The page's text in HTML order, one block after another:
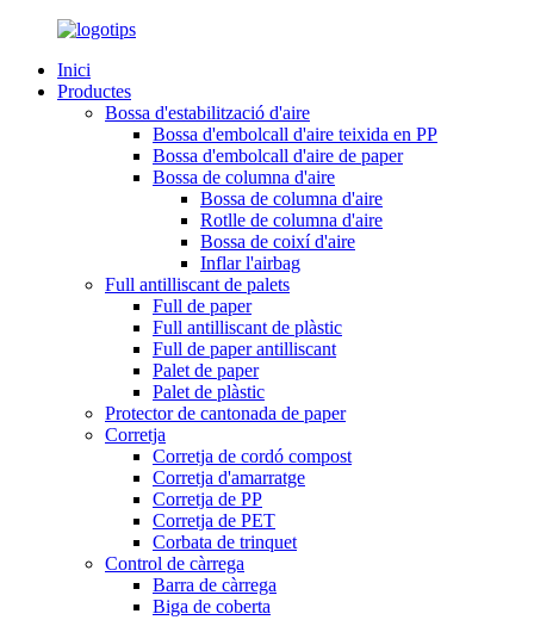
Inici
Productes
Bossa d'estabilització d'aire
Bossa d'embolcall d'aire teixida en PP
Bossa d'embolcall d'aire de paper
Bossa de columna d'aire
Bossa de columna d'aire
Rotlle de columna d'aire
Bossa de coixí d'aire
Inflar l'airbag
Full antilliscant de palets
Full de paper
Full antilliscant de plàstic
Full de paper antilliscant
Palet de paper
Palet de plàstic
Protector de cantonada de paper
Corretja
Corretja de cordó compost
Corretja d'amarratge
Corretja de PP
Corretja de PET
Corbata de trinquet
Control de càrrega
Barra de càrrega
Biga de coberta